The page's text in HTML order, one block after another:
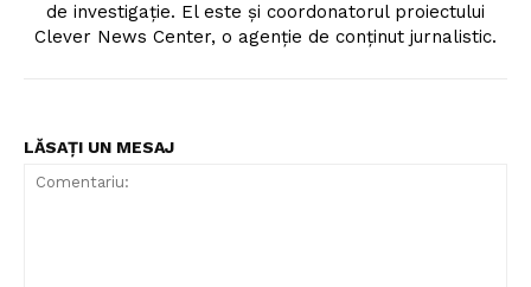
de investigație. El este și coordonatorul proiectului
Clever News Center, o agenție de conținut jurnalistic.
LĂSAȚI UN MESAJ